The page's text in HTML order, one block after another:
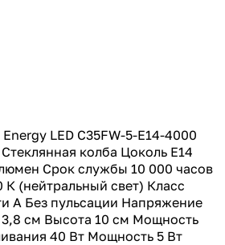
LED С35FW-5-E14-4000
колба Цоколь E14
Срок службы 10 000 часов
(нейтральный свет) Класс
А Без пульсации Напряжение
см Высота 10 см Мощность
40 Вт Мощность 5 Вт